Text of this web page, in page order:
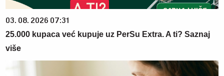
03. 08. 2026 07:31
25.000 kupaca već kupuje uz PerSu Extra. A ti? Saznaj
više